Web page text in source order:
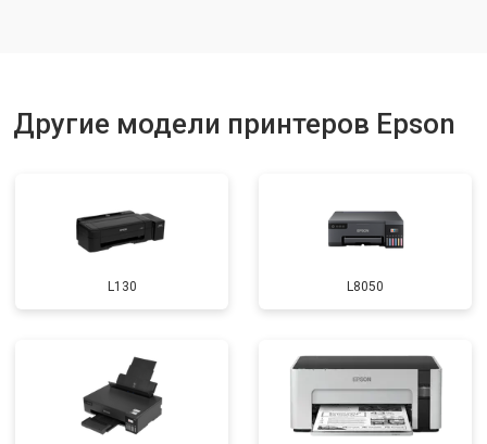
Другие модели принтеров Epson
L130 L8050